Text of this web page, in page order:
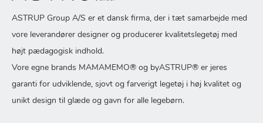
ASTRUP Group A/S er et dansk firma, der i tæt samarbejde med
vore leverandører designer og producerer kvalitetslegetøj med
højt pædagogisk indhold.
Vore egne brands MAMAMEMO® og byASTRUP® er jeres
garanti for udviklende, sjovt og farverigt legetøj i høj kvalitet og
unikt design til glæde og gavn for alle legebørn.